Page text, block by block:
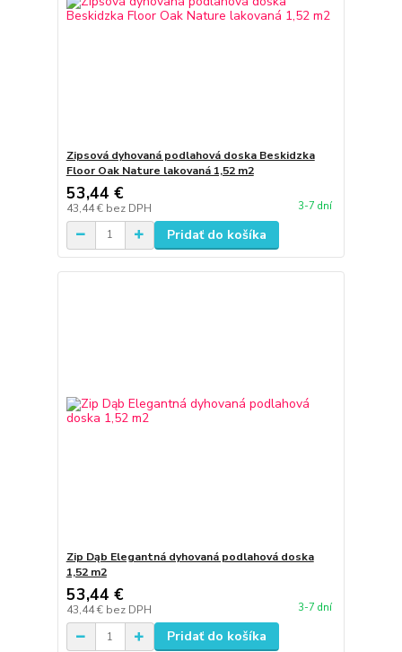
Zipsová dyhovaná podlahová doska Beskidzka
Floor Oak Nature lakovaná 1,52 m2
53,44 €
43,44 € bez DPH 3-7 dní
Pridať do košíka
Zip Dąb Elegantná dyhovaná podlahová doska
1,52 m2
53,44 €
43,44 € bez DPH 3-7 dní
Pridať do košíka